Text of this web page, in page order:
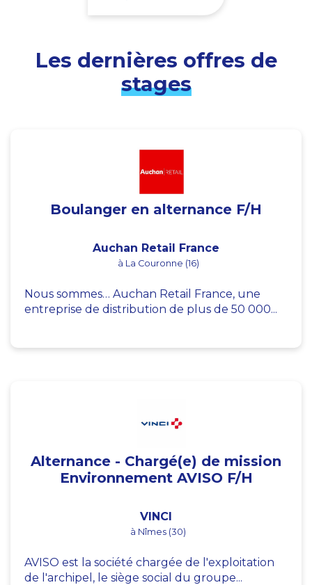
Les dernières offres de
stages
Boulanger en alternance F/H
Auchan Retail France
à La Couronne (16)
Nous sommes… Auchan Retail France, une
entreprise de distribution de plus de 50 000...
Alternance - Chargé(e) de mission
Environnement AVISO F/H
VINCI
à Nîmes (30)
AVISO est la société chargée de l'exploitation
de l'archipel, le siège social du groupe...